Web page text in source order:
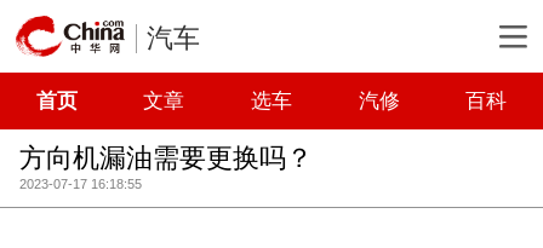
汽车
首页 文章 选车 汽修 百科
方向机漏油需要更换吗？
2023-07-17 16:18:55